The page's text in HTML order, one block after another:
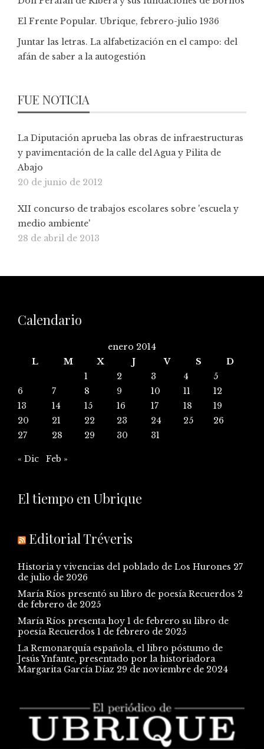
El Frente Popular. Ubrique, febrero-julio 1936
Juntar las letras. La alfabetización en el campo: del
afán de saber a la autogestión
FUE NOTICIA
La Diputación aprueba las obras de infraestructuras
y pavimentación de la calle del Agua y Pilita de
Abajo
20 de junio de 2012
XII concurso de trabajos escolares sobre 'escuela y
medio ambiente'
28 de abril de 2013
Calendario
enero 2014
L
M X J V S
D
1
2 3 4
5
6
7 8 9 10 11
12
13
14 15 16 17 18
19
20
21 22 23 24 25
26
27
28 29 30 31
« Dic Feb »
El tiempo en Ubrique
Editorial Tréveris
Historia y vivencias del poblado de Los Hurones 27
de julio de 2026
María Ríos presentó su libro de poesía Recuerdos 2
de febrero de 2025
María Ríos presenta hoy 1 de febrero su libro de
poesía Recuerdos 1 de febrero de 2025
La Remonarquía española, el libro póstumo de
Jesús Ynfante, presentado por la historiadora
Margarita García Díaz 29 de noviembre de 2024